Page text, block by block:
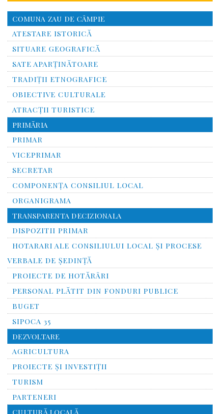
COMUNA ZAU DE CÂMPIE
ATESTARE ISTORICĂ
SITUARE GEOGRAFICĂ
SATE APARȚINĂTOARE
TRADIȚII ETNOGRAFICE
OBIECTIVE CULTURALE
ATRACȚII TURISTICE
PRIMĂRIA
PRIMAR
VICEPRIMAR
SECRETAR
COMPONENȚA CONSILIUL LOCAL
ORGANIGRAMA
TRANSPARENTA DECIZIONALA
DISPOZITII PRIMAR
HOTARARI ALE CONSILIULUI LOCAL ȘI PROCESE
VERBALE DE ȘEDINȚĂ
PROIECTE DE HOTĂRÂRI
PERSONAL PLĂTIT DIN FONDURI PUBLICE
BUGET
SIPOCA 35
DEZVOLTARE
AGRICULTURA
PROIECTE ȘI INVESTIȚII
TURISM
PARTENERI
CULTURĂ LOCALĂ